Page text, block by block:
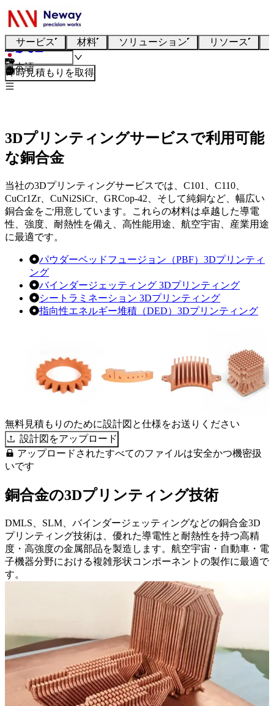
サービス 材料 ソリューション リソース
日本語
即時見積もりを取得
3Dプリンティングサービスで利用可能
な銅合金
当社の3Dプリンティングサービスでは、C101、C110、
CuCr1Zr、CuNi2SiCr、GRCop-42、そして純銅など、幅広い
銅合金をご用意しています。これらの材料は卓越した導電
性、強度、耐熱性を備え、高性能用途、航空宇宙、産業用途
に最適です。
パウダーベッドフュージョン（PBF）3Dプリンティ
ング
バインダージェッティング 3Dプリンティング
シートラミネーション 3Dプリンティング
指向性エネルギー堆積（DED）3Dプリンティング
無料見積もりのために設計図と仕様をお送りください
設計図をアップロード
アップロードされたすべてのファイルは安全かつ機密扱
いです
銅合金の3Dプリンティング技術
DMLS、SLM、バインダージェッティングなどの銅合金3D
プリンティング技術は、優れた導電性と耐熱性を持つ高精
度・高強度の金属部品を製造します。航空宇宙・自動車・電
子機器分野における複雑形状コンポーネントの製作に最適で
す。